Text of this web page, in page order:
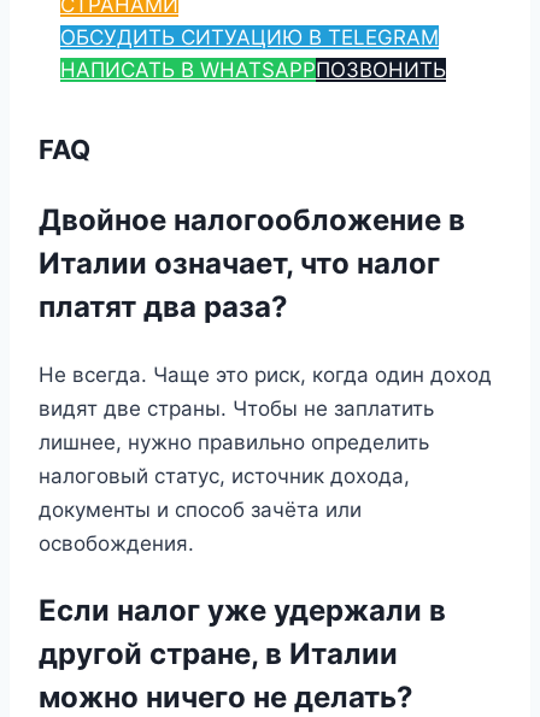
ОБСУДИТЬ СИТУАЦИЮ В TELEGRAM
НАПИСАТЬ В WHATSAPPПОЗВОНИТЬ
FAQ
Двойное налогообложение в
Италии означает, что налог
платят два раза?
Не всегда. Чаще это риск, когда один доход
видят две страны. Чтобы не заплатить
лишнее, нужно правильно определить
налоговый статус, источник дохода,
документы и способ зачёта или
освобождения.
Если налог уже удержали в
другой стране, в Италии
можно ничего не делать?